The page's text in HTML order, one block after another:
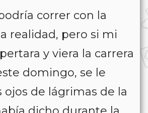
correr con la
realidad, pero si mi
y viera la carrera
domingo, se le
ojos de lágrimas de la